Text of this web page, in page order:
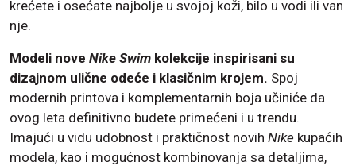
krećete i osećate najbolje u svojoj koži, bilo u vodi ili van
nje.
Modeli nove Nike Swim kolekcije inspirisani su
dizajnom ulične odeće i klasičnim krojem. Spoj
modernih printova i komplementarnih boja učiniće da
ovog leta definitivno budete primećeni i u trendu.
Imajući u vidu udobnost i praktičnost novih Nike kupaćih
modela, kao i mogućnost kombinovanja sa detaljima,